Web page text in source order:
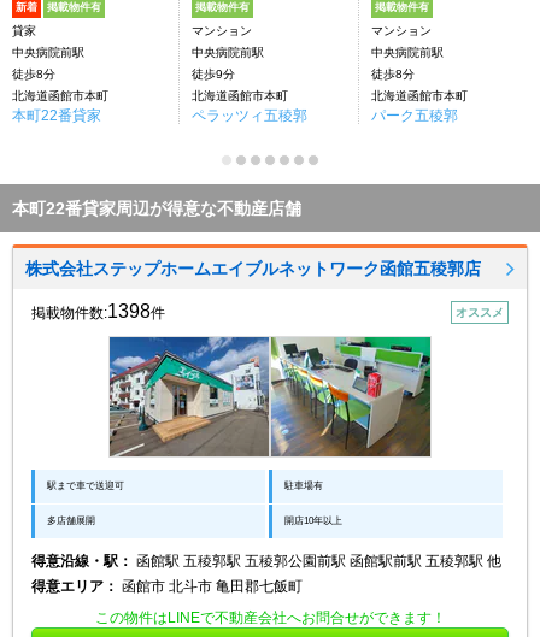
新着 掲載物件有
貸家
中央病院前駅
徒歩8分
北海道函館市本町
本町22番貸家
掲載物件有
マンション
中央病院前駅
徒歩9分
北海道函館市本町
ペラッツィ五稜郭
掲載物件有
マンション
中央病院前駅
徒歩8分
北海道函館市本町
パーク五稜郭
本町22番貸家周辺が得意な不動産店舗
株式会社ステップホームエイブルネットワーク函館五稜郭店
掲載物件数:1398件 オススメ
駅まで車で送迎可 駐車場有
多店舗展開 開店10年以上
得意沿線・駅： 函館駅 五稜郭駅 五稜郭公園前駅 函館駅前駅 五稜郭駅 他
得意エリア： 函館市 北斗市 亀田郡七飯町
この物件はLINEで不動産会社へお問合せができます！